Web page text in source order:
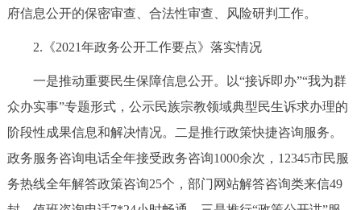
便民服务 利企服务
中介服务 阳光政务
政民互动
府信息公开的保密审查、合法性审查、风险研判工作。
2.《2021年政务公开工作要点》落实情况
一是推动重要民生保障信息公开。以“接诉即办”“我为群
众办实事”专题形式，公示民族宗教领域典型民生诉求办理的
阶段性成果信息和解决情况。二是推行政策快捷咨询服务。
政务服务咨询电话全年接受政务咨询1000余次，12345市民服
务热线全年解答政策咨询25个，部门网站解答咨询类来信49